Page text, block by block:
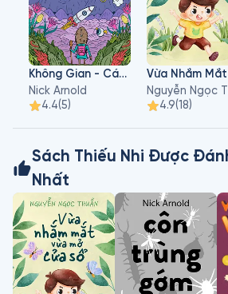
Không Gian - Các Vì Sao - Và Người Ngoài Hành Tinh
Nick Arnold
4.4(5)
4.9(18)
Sách Thiếu Nhi Được
Nhất